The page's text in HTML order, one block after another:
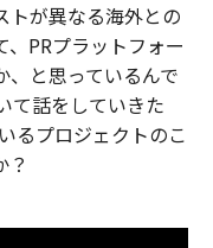
トが異なる海外との
PRプラットフォー
、と思っているんで
て話をしていきた
るプロジェクトのこ
？